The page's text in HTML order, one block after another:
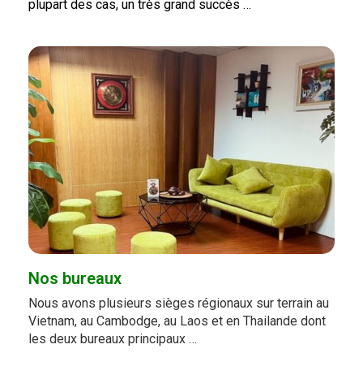
plupart des cas, un très grand succès …
Nos bureaux
Nous avons plusieurs sièges régionaux sur terrain au
Vietnam, au Cambodge, au Laos et en Thailande dont
les deux bureaux principaux …